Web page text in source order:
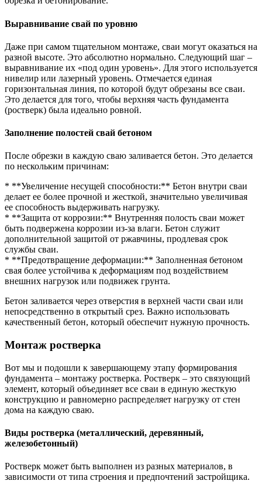
Выравнивание свай по уровню
Даже при самом тщательном монтаже, сваи могут оказаться на
разной высоте. Это абсолютно нормально. Следующий шаг –
выравнивание их «под один уровень». Для этого используется
нивелир или лазерный уровень. Отмечается единая
горизонтальная линия, по которой будут обрезаны все сваи.
Это делается для того, чтобы верхняя часть фундамента
(ростверк) была идеально ровной.
Заполнение полостей свай бетоном
После обрезки в каждую сваю заливается бетон. Это делается
по нескольким причинам:
* **Увеличение несущей способности:** Бетон внутри сваи
делает ее более прочной и жесткой, значительно увеличивая
ее способность выдерживать нагрузку.
* **Защита от коррозии:** Внутренняя полость сваи может
быть подвержена коррозии из-за влаги. Бетон служит
дополнительной защитой от ржавчины, продлевая срок
службы сваи.
* **Предотвращение деформации:** Заполненная бетоном
свая более устойчива к деформациям под воздействием
внешних нагрузок или подвижек грунта.
Бетон заливается через отверстия в верхней части сваи или
непосредственно в открытый срез. Важно использовать
качественный бетон, который обеспечит нужную прочность.
Монтаж ростверка
Вот мы и подошли к завершающему этапу формирования
фундамента – монтажу ростверка. Ростверк – это связующий
элемент, который объединяет все сваи в единую жесткую
конструкцию и равномерно распределяет нагрузку от стен
дома на каждую сваю.
Виды ростверка (металлический, деревянный,
железобетонный)
Ростверк может быть выполнен из разных материалов, в
зависимости от типа строения и предпочтений застройщика.